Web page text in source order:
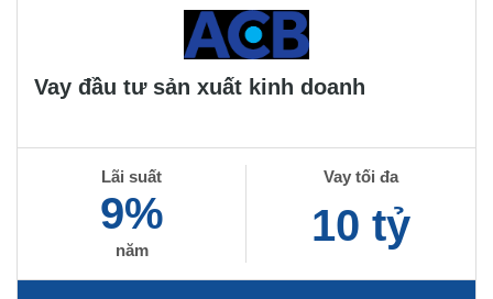
Vay đầu tư sản xuất kinh doanh
Lãi suất
9%
năm
Vay tối đa
10 tỷ